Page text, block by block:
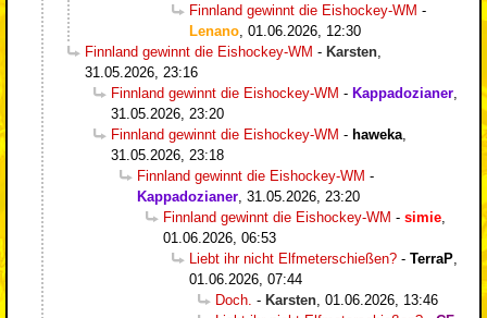
Finnland gewinnt die Eishockey-WM -
Lenano 01.06.2026, 12:30
Finnland gewinnt die Eishockey-WM - Karsten
31.05.2026, 23:16
Finnland gewinnt die Eishockey-WM - Kappadozianer
31.05.2026, 23:20
Finnland gewinnt die Eishockey-WM - haweka
31.05.2026, 23:18
Finnland gewinnt die Eishockey-WM -
Kappadozianer 31.05.2026, 23:20
Finnland gewinnt die Eishockey-WM - simie
01.06.2026, 06:53
Liebt ihr nicht Elfmeterschießen? - TerraP
01.06.2026, 07:44
Doch. - Karsten 01.06.2026, 13:46